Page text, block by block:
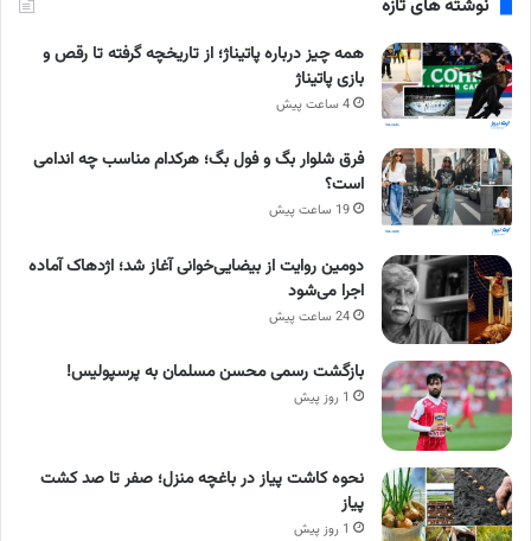
نوشته های تازه
همه چیز درباره پاتیناژ؛ از تاریخچه گرفته تا رقص و
بازی پاتیناژ
4 ساعت پیش
فرق شلوار بگ و فول بگ؛ هرکدام مناسب چه اندامی
است؟
19 ساعت پیش
دومین روایت از بیضایی‌خوانی آغاز شد؛ اژدهاک آماده
اجرا می‌شود
24 ساعت پیش
بازگشت رسمی محسن مسلمان به پرسپولیس!
1 روز پیش
نحوه کاشت پیاز در باغچه منزل؛ صفر تا صد کشت
پیاز
1 روز پیش